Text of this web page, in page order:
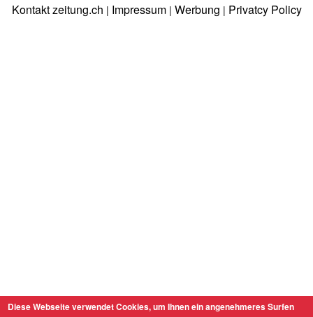
Kontakt zeitung.ch | Impressum| Werbung | Privatcy Policy
Diese Webseite verwendet Cookies, um Ihnen ein angenehmeres Surfen